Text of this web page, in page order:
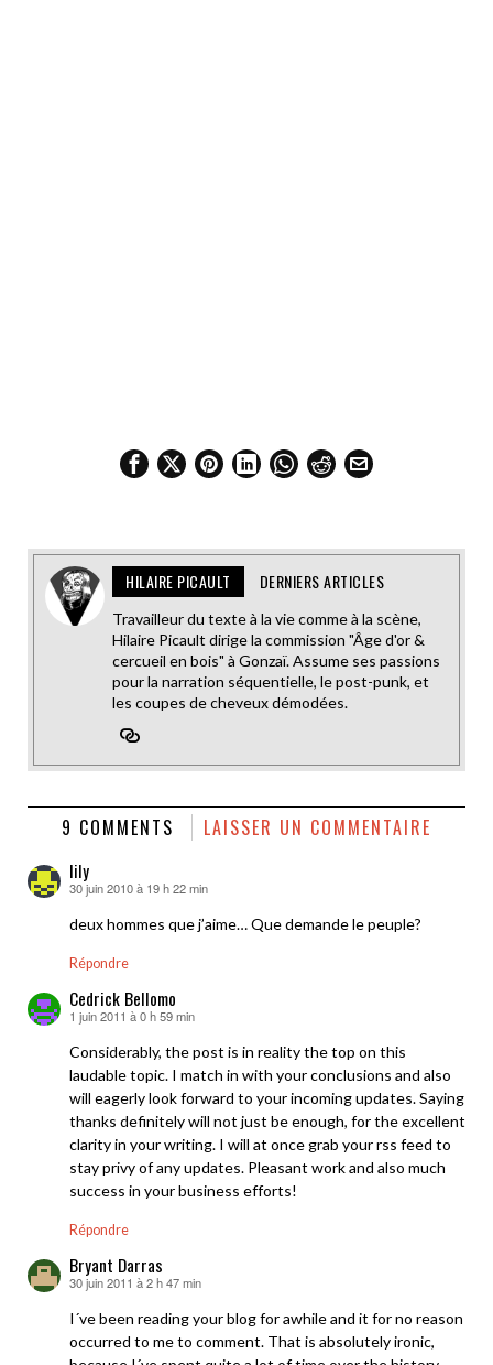
HILAIRE PICAULT DERNIERS ARTICLES
Travailleur du texte à la vie comme à la scène,
Hilaire Picault dirige la commission "Âge d'or &
cercueil en bois" à Gonzaï. Assume ses passions
pour la narration séquentielle, le post-punk, et
les coupes de cheveux démodées.
9 COMMENTS LAISSER UN COMMENTAIRE
lily
dit :
30 juin 2010 à 19 h 22 min
deux hommes que j’aime… Que demande le peuple?
Répondre
Cedrick Bellomo
dit :
1 juin 2011 à 0 h 59 min
Considerably, the post is in reality the top on this
laudable topic. I match in with your conclusions and also
will eagerly look forward to your incoming updates. Saying
thanks definitely will not just be enough, for the excellent
clarity in your writing. I will at once grab your rss feed to
stay privy of any updates. Pleasant work and also much
success in your business efforts!
Répondre
Bryant Darras
dit :
30 juin 2011 à 2 h 47 min
I´ve been reading your blog for awhile and it for no reason
occurred to me to comment. That is absolutely ironic,